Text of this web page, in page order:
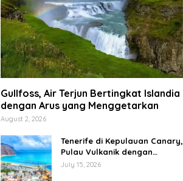
Gullfoss, Air Terjun Bertingkat Islandia
dengan Arus yang Menggetarkan
August 2, 2026
Tenerife di Kepulauan Canary,
Pulau Vulkanik dengan
Pesona Berlapis
July 15, 2026